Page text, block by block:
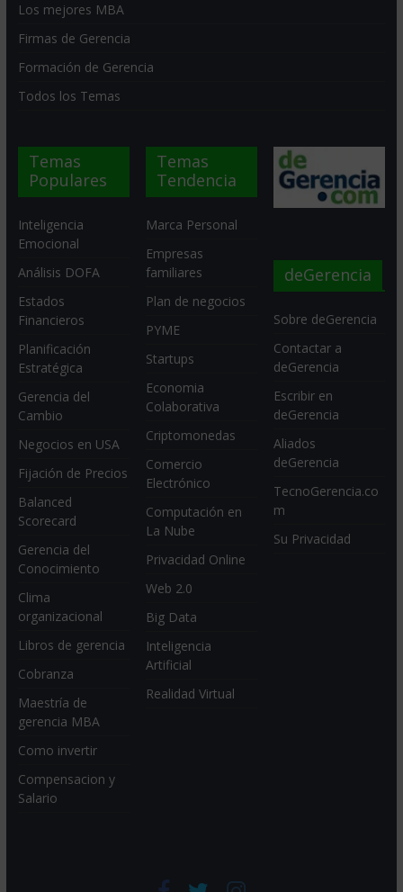
Los mejores MBA
Firmas de Gerencia
Formación de Gerencia
Todos los Temas
Temas
Populares
Inteligencia
Emocional
Análisis DOFA
Estados
Financieros
Planificación
Estratégica
Gerencia del
Cambio
Negocios en USA
Fijación de Precios
Balanced
Scorecard
Gerencia del
Conocimiento
Clima
organizacional
Libros de gerencia
Cobranza
Maestría de
gerencia MBA
Como invertir
Compensacion y
Salario
Temas
Tendencia
Marca Personal
Empresas
familiares
Plan de negocios
PYME
Startups
Economia
Colaborativa
Criptomonedas
Comercio
Electrónico
Computación en
La Nube
Privacidad Online
Web 2.0
Big Data
Inteligencia
Artificial
Realidad Virtual
deGerencia
Sobre deGerencia
Contactar a
deGerencia
Escribir en
deGerencia
Aliados
deGerencia
TecnoGerencia.co
m
Su Privacidad